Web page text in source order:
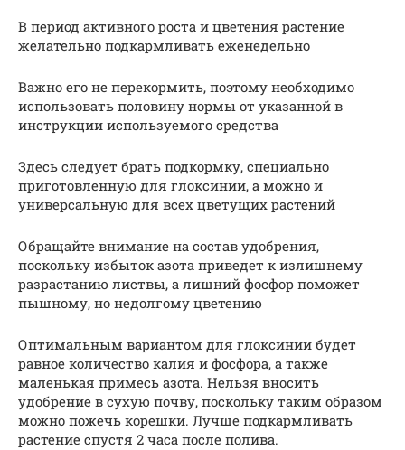
В период активного роста и цветения растение
желательно подкармливать еженедельно
Важно его не перекормить, поэтому необходимо
использовать половину нормы от указанной в
инструкции используемого средства
Здесь следует брать подкормку, специально
приготовленную для глоксинии, а можно и
универсальную для всех цветущих растений
Обращайте внимание на состав удобрения,
поскольку избыток азота приведет к излишнему
разрастанию листвы, а лишний фосфор поможет
пышному, но недолгому цветению
Оптимальным вариантом для глоксинии будет
равное количество калия и фосфора, а также
маленькая примесь азота. Нельзя вносить
удобрение в сухую почву, поскольку таким образом
можно пожечь корешки. Лучше подкармливать
растение спустя 2 часа после полива.